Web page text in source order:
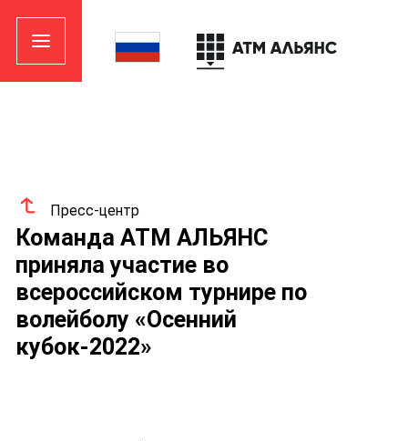
Пресс-центр
Команда АТМ АЛЬЯНС
приняла участие во
всероссийском турнире по
волейболу «Осенний
кубок-2022»